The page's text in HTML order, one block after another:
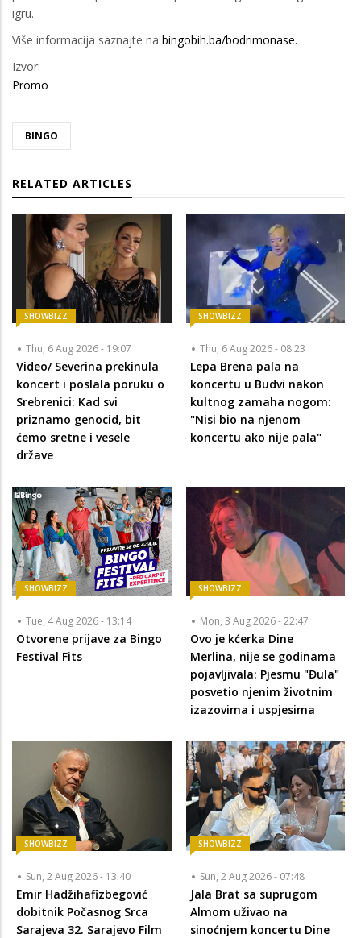
igru.
Više informacija saznajte na bingobih.ba/bodrimonase.
Izvor:
Promo
BINGO
RELATED ARTICLES
SHOWBIZZ
Thu, 6 Aug 2026 - 19:07
Video/ Severina prekinula
koncert i poslala poruku o
Srebrenici: Kad svi
priznamo genocid, bit
ćemo sretne i vesele
države
SHOWBIZZ
Thu, 6 Aug 2026 - 08:23
Lepa Brena pala na
koncertu u Budvi nakon
kultnog zamaha nogom:
"Nisi bio na njenom
koncertu ako nije pala"
SHOWBIZZ
Tue, 4 Aug 2026 - 13:14
Otvorene prijave za Bingo
Festival Fits
SHOWBIZZ
Mon, 3 Aug 2026 - 22:47
Ovo je kćerka Dine
Merlina, nije se godinama
pojavljivala: Pjesmu "Đula"
posvetio njenim životnim
izazovima i uspjesima
SHOWBIZZ
Sun, 2 Aug 2026 - 13:40
Emir Hadžihafizbegović
dobitnik Počasnog Srca
Sarajeva 32. Sarajevo Film
SHOWBIZZ
Sun, 2 Aug 2026 - 07:48
Jala Brat sa suprugom
Almom uživao na
sinoćnjem koncertu Dine